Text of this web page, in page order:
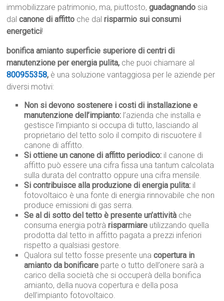
immobilizzare patrimonio, ma, piuttosto,guadagnando sia
dalcanone di affitto che dalrisparmio sui consumi
energetici!
bonifica amianto superficie superiore di centri di
manutenzione per energia pulita, che puoi chiamare al
800955358, è una soluzione vantaggiosa per le aziende per
diversi motivi:
Non si devono sostenere i costi di installazione e
manutenzione dell’impianto: l’azienda che installa e
gestisce l’impianto si occupa di tutto, lasciando al
proprietario del tetto solo il compito di riscuotere il
canone di affitto.
Si ottiene un canone di affitto periodico: il canone di
affitto può essere una cifra fissa una tantum calcolata
sulla durata del contratto oppure una cifra mensile.
Si contribuisce alla produzione di energia pulita: il
fotovoltaico è una fonte di energia rinnovabile che non
produce emissioni di gas serra.
Se al di sotto del tetto è presente un’attività che
consuma energia potràrisparmiare utilizzando quella
prodotta dal tetto in affitto pagata a prezzi inferiori
rispetto a qualsiasi gestore.
Qualora sul tetto fosse presente unacopertura in
amianto da bonificare parte o tutto dell’onere sarà a
carico della società che si occuperà della bonifica
amianto, della nuova copertura e della posa
dell’impianto fotovoltaico.